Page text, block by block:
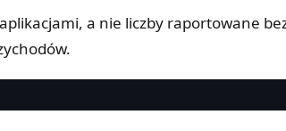
a nie liczby raportowane